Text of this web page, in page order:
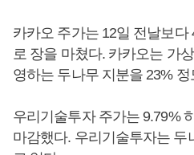
카카오 주가는 12일 전날보다
로 장을 마쳤다. 카카오는 가
영하는 두나무 지분을 23% 정
우리기술투자 주가는 9.79%
마감했다. 우리기술투자는 두